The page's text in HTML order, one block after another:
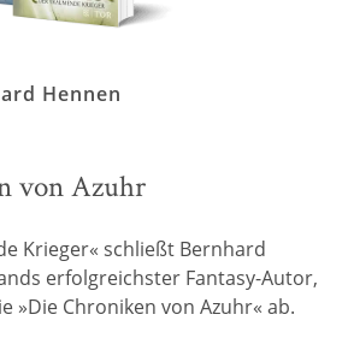
Hennen
von Azuhr
Krieger« schließt Bernhard
erfolgreichster Fantasy-Autor,
»Die Chroniken von Azuhr« ab.